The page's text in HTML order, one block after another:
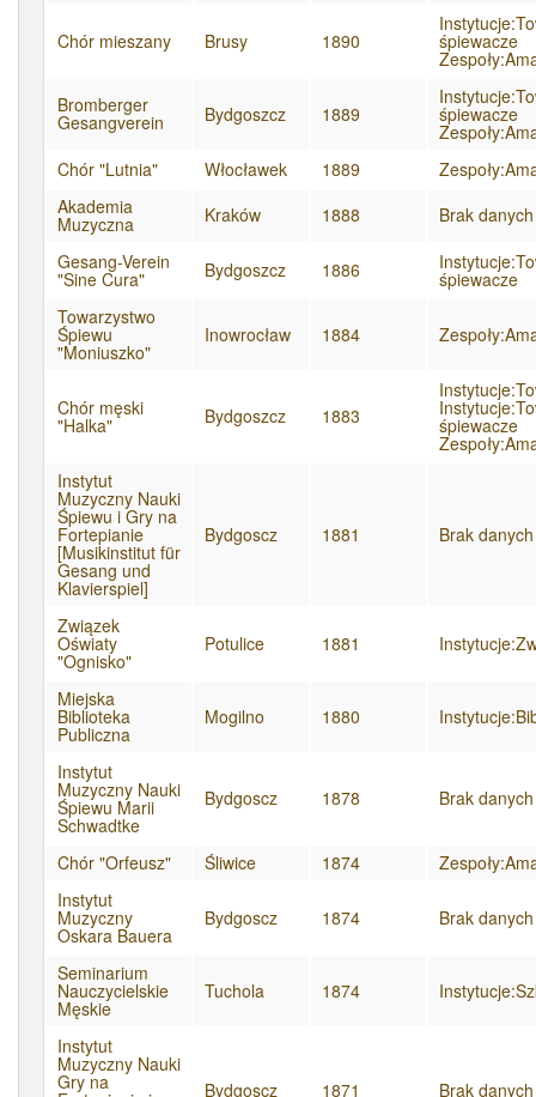
Chór mieszany Brusy 1890 śpiewacze
Bromberger
Gesangverein Bydgoszcz 1889 śpiewacze
Chór "Lutnia"
Włocławek 1889
Akademia
Muzyczna Kraków 1888
Brak danych
Gesang-Verein
"Sine Cura" Bydgoszcz 1886
śpiewacze
Towarzystwo
Śpiewu
"Moniuszko"
Inowrocław 1884
Chór męski
"Halka" Bydgoszcz 1883 śpiewacze
Instytut
Muzyczny Nauki
Śpiewu i Gry na
Fortepianie
[Musikinstitut für
Gesang und
Klavierspiel]
Bydgoscz 1881 Brak danych
Związek
Oświaty
"Ognisko"
Potulice 1881
Miejska
Biblioteka
Publiczna
Mogilno 1880
Instytut
Muzyczny Nauki
Śpiewu Marii
Schwadtke
Bydgoscz 1878 Brak danych
Chór "Orfeusz" Śliwice 1874
Instytut
Muzyczny
Oskara Bauera
Bydgoscz 1874 Brak danych
Seminarium
Nauczycielskie
Męskie
Tuchola 1874
Instytut
Muzyczny Nauki
Gry na Bydgoscz 1871 Brak danych